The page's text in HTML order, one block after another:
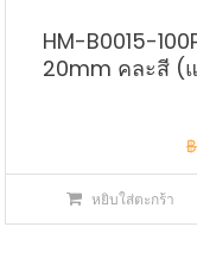
HM-B0015-
20mm คละสี (
฿
หยิบใส่ตะกร้า